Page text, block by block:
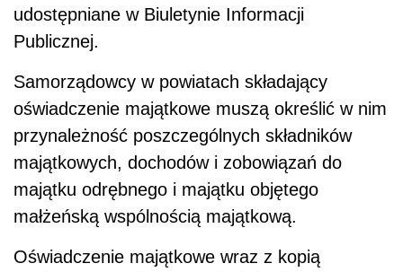
udostępniane w Biuletynie Informacji
Publicznej.
Samorządowcy w powiatach składający
oświadczenie majątkowe muszą określić w nim
przynależność poszczególnych składników
majątkowych, dochodów i zobowiązań do
majątku odrębnego i majątku objętego
małżeńską wspólnością majątkową.
Oświadczenie majątkowe wraz z kopią